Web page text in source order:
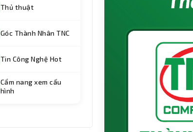
Thủ thuật
Góc Thành Nhân TNC
Tin Công Nghệ Hot
Cẩm nang xem cấu
hình